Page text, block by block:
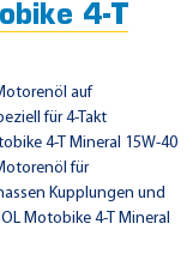
4-T
auf
für 4-Takt
4-T Mineral 15W-40
für
Kupplungen und
Motobike 4-T Mineral